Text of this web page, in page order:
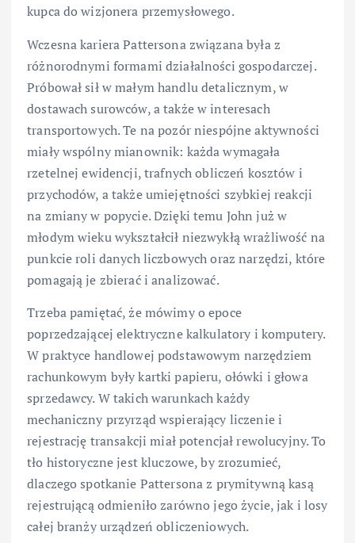
kupca do wizjonera przemysłowego.
Wczesna kariera Pattersona związana była z
różnorodnymi formami działalności gospodarczej.
Próbował sił w małym handlu detalicznym, w
dostawach surowców, a także w interesach
transportowych. Te na pozór niespójne aktywności
miały wspólny mianownik: każda wymagała
rzetelnej ewidencji, trafnych obliczeń kosztów i
przychodów, a także umiejętności szybkiej reakcji
na zmiany w popycie. Dzięki temu John już w
młodym wieku wykształcił niezwykłą wrażliwość na
punkcie roli danych liczbowych oraz narzędzi, które
pomagają je zbierać i analizować.
Trzeba pamiętać, że mówimy o epoce
poprzedzającej elektryczne kalkulatory i komputery.
W praktyce handlowej podstawowym narzędziem
rachunkowym były kartki papieru, ołówki i głowa
sprzedawcy. W takich warunkach każdy
mechaniczny przyrząd wspierający liczenie i
rejestrację transakcji miał potencjał rewolucyjny. To
tło historyczne jest kluczowe, by zrozumieć,
dlaczego spotkanie Pattersona z prymitywną kasą
rejestrującą odmieniło zarówno jego życie, jak i losy
całej branży urządzeń obliczeniowych.